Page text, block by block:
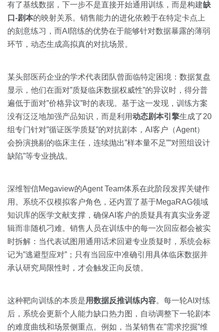
有了基线数据，下一步不是直接开始通用训练，而是构建缺
口-剧本的映射关系。销售能力的进化依赖于在特定卡点上
的刻意练习，而AI陪练的优势在于能够针对数据暴露的薄弱
环节，动态生成高拟真的对抗场景。
某头部医药企业的学术代表团队曾面临特定困境：数据复盘
显示，他们在面对”质疑临床数据权威性”的异议时，得分普
遍低于面对”价格异议”时的表现。基于这一发现，训练方案
没有泛泛地加强产品知识，而是利用动态剧本引擎生成了20
组专门针对”循证医学质疑”的对抗剧本，AI客户（Agent）
会扮演挑剔的临床主任，连续抛出”样本量不足””对照组设计
缺陷”等专业挑战。
深维智信Megaview的Agent Team体系在此阶段发挥关键作
用。系统不仅模拟客户角色，还内置了基于MegaRAG领域
知识库的医学文献支撑，确保AI客户的质疑具有真实业务逻
辑而非随机刁难。销售人员在训练中的每一次回应都会被实
时拆解：当代表试图用通用话术回避专业质疑时，系统会标
记为”逃避型应对”；只有当回应中准确引用具体临床数据并
承认研究局限性时，才会触发正向反馈。
这种靶向训练的本质是用数据反推训练内容。每一轮AI对练
后，系统会更新个人能力缺口热力图，自动调整下一轮剧本
的难度曲线和场景侧重点。例如，当某销售在”需求挖掘”维